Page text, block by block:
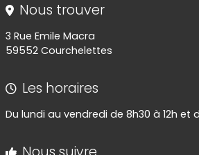
Nous trouver
3 Rue Emile Macra
59552 Courchelettes
Les horaires
Du lundi au vendredi de 8h30 à 12h et